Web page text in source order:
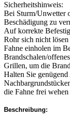
Sicherheitshinweis:
Bei Sturm/Unwetter
Beschädigung zu
Auf korrekte
Rohr sich nicht
Fahne einholen im
Brandschalen/
Grillen, um die
Halten Sie
die Fahne frei wehen
Beschreibung: